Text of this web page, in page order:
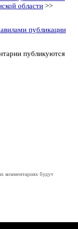
области >>
публикации
публикуются
комментариях будут